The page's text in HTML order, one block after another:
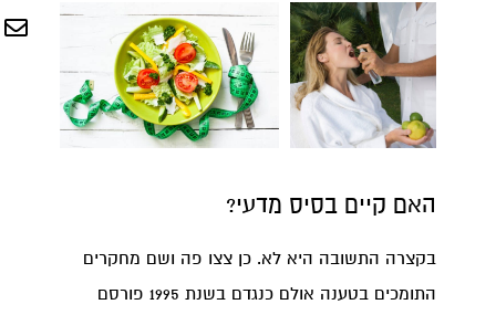
האם קיים בסיס מדעי?
בקצרה התשובה היא לא. כן צצו פה ושם מחקרים
התומכים בטענה אולם כנגדם בשנת 1995 פורסם